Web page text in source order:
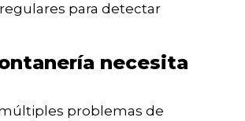
para detectar
necesita
problemas de